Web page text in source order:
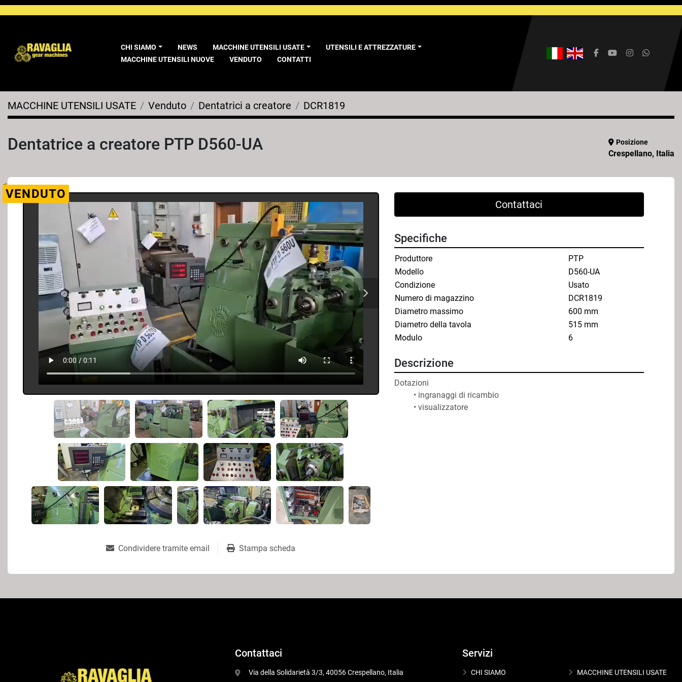
CHI SIAMO MACCHINE UTENSILI USATE UTENSILI E ATTREZZATURE
NEWS
MACCHINE UTENSILI NUOVE
VENDUTO CONTATTI
facebookyoutubeinstagram
MACCHINE UTENSILI USATE Venduto Dentatrici a creatore DCR1819
Dentatrice a creatore PTP D560-UA Posizione
Crespellano, Italia
VENDUTO
Contattaci
Condividere tramite email Stampa scheda
Specifiche
Produttore
PTP
Modello
D560-UA
Condizione
Usato
Numero di magazzino
DCR1819
Diametro massimo
600 mm
Diametro della tavola
515 mm
Modulo
6
Descrizione
Dotazioni
ingranaggi di ricambio
visualizzatore
Contattaci
Via della Solidarietà 3/3, 40056 Crespellano, Italia
Servizi
CHI SIAMO MACCHINE UTENSILI USATE